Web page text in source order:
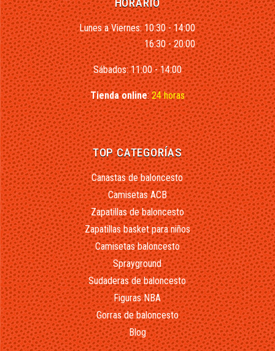
HORARIO
Lunes a Viernes: 10:30 - 14:00
16:30 - 20:00
Sábados: 11:00 - 14:00
Tienda online:24 horas
TOP CATEGORÍAS
Canastas de baloncesto
Camisetas ACB
Zapatillas de baloncesto
Zapatillas basket para niños
Camisetas baloncesto
Sprayground
Sudaderas de baloncesto
Figuras NBA
Gorras de baloncesto
Blog